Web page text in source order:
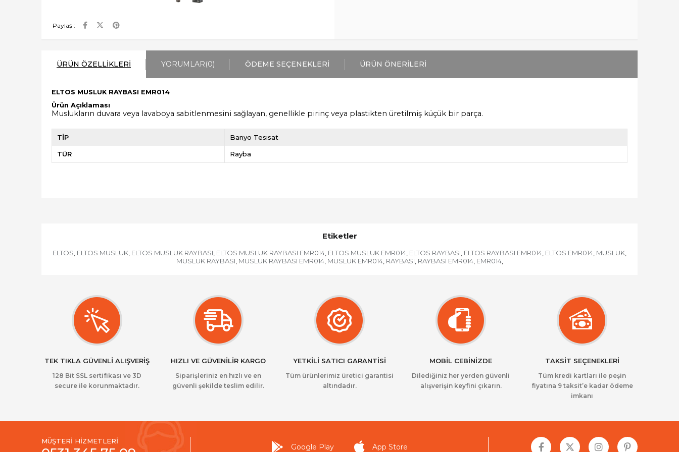
Paylaş :
ÜRÜN ÖZELLIKLERI YORUMLAR(0) ÖDEME SEÇENEKLERI ÜRÜN ÖNERILERI
ELTOS MUSLUK RAYBASI EMR014
Ürün Açıklaması
Muslukların duvara veya lavaboya sabitlenmesini sağlayan, genellikle pirinç veya plastikten üretilmiş küçük bir parça.
TİP Banyo Tesisat
TÜR Rayba
Etiketler
ELTOS, ELTOS MUSLUK, ELTOS MUSLUK RAYBASI, ELTOS MUSLUK RAYBASI EMR014, ELTOS MUSLUK EMR014, ELTOS RAYBASI, ELTOS RAYBASI EMR014, ELTOS EMR014, MUSLUK,
MUSLUK RAYBASI, MUSLUK RAYBASI EMR014, MUSLUK EMR014, RAYBASI, RAYBASI EMR014, EMR014,
TEK TIKLA GÜVENLİ ALIŞVERİŞ
128 Bit SSL sertifikası ve 3D
secure ile korunmaktadır.
HIZLI VE GÜVENİLİR KARGO
Siparişleriniz en hızlı ve en
güvenli şekilde teslim edilir.
YETKİLİ SATICI GARANTİSİ
Tüm ürünlerimiz üretici garantisi
altındadır.
MOBİL CEBİNİZDE
Dilediğiniz her yerden güvenli
alışverişin keyfini çıkarın.
TAKSİT SEÇENEKLERİ
Tüm kredi kartları ile peşin
fiyatına 9 taksit’e kadar ödeme
imkanı
MÜŞTERİ HİZMETLERİ
Google Play App Store